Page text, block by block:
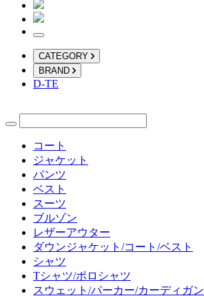
CATEGORY
BRAND
D-TE
コート
ジャケット
パンツ
ベスト
スーツ
ブルゾン
レザーアウター
ダウンジャケット/コート/ベスト
シャツ
Tシャツ/ポロシャツ
スウェット/パーカー/カーディガン